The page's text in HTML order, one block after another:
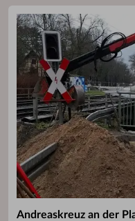
Andreaskreuz an der